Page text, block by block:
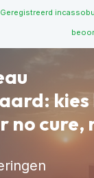
kies
no cure,